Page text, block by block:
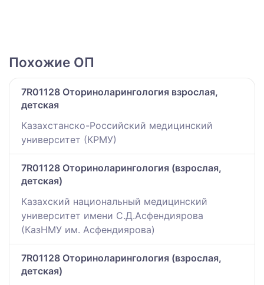
Похожие ОП
7R01128 Оториноларингология взрослая,
детская
Казахстанско-Российский медицинский
университет (КРМУ)
7R01128 Оториноларингология (взрослая,
детская)
Казахский национальный медицинский
университет имени С.Д.Асфендиярова
(КазНМУ им. Асфендиярова)
7R01128 Оториноларингология (взрослая,
детская)